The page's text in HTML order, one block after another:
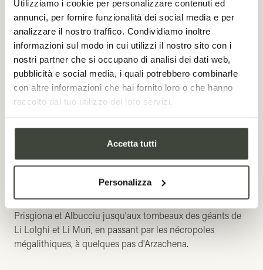
Utilizziamo i cookie per personalizzare contenuti ed
annunci, per fornire funzionalità dei social media e per
analizzare il nostro traffico. Condividiamo inoltre
informazioni sul modo in cui utilizzi il nostro sito con i
nostri partner che si occupano di analisi dei dati web,
pubblicità e social media, i quali potrebbero combinarle
con altre informazioni che hai fornito loro o che hanno
raccolto dal tuo utilizzo dei loro servizi.
Accetta tutti
Personalizza
terrestre, en vous promenant dans les vieilles villes
caractéristiques, à travers rues pavées et maisons en
pierre. Dites-nous ce que vous aimeriez visiter, nous
organiserons une visite sur mesure pour vous.
Faites une demande
Sites archéologiques
À quelques minutes de Stazzo Lu Ciaccaru, vous
civilisations. Explorez les plus belles zones
archéologiques de la Gallura, depuis les nuraghe La
Prisgiona et Albucciu jusqu'aux tombeaux des géants de
Li Lolghi et Li Muri, en passant par les nécropoles
mégalithiques, à quelques pas d'Arzachena.